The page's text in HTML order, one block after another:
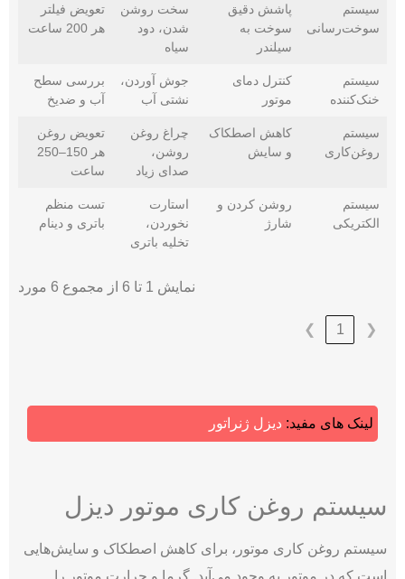
سیستم
سوخت‌رسانی
پاشش دقیق
سوخت به
سیلندر
سخت روشن
شدن، دود
سیاه
تعویض فیلتر
هر 200 ساعت
سیستم
خنک‌کننده
کنترل دمای
موتور
جوش آوردن،
نشتی آب
بررسی سطح
آب و ضدیخ
سیستم
روغن‌کاری
کاهش اصطکاک
و سایش
چراغ روغن
روشن،
صدای زیاد
تعویض روغن
هر 150–250
ساعت
سیستم
الکتریکی
روشن کردن و
شارژ
استارت
نخوردن،
تخلیه باتری
تست منظم
باتری و دینام
نمایش 1 تا 6 از مجموع 6 مورد
❮
1
❯
لینک های مفید: دیزل ژنراتور
سیستم روغن کاری موتور دیزل
سیستم روغن کاری موتور، برای کاهش اصطکاک و سایش‌هایی
است که در موتور به وجود می‌آید. گرما و حرارت موتور را